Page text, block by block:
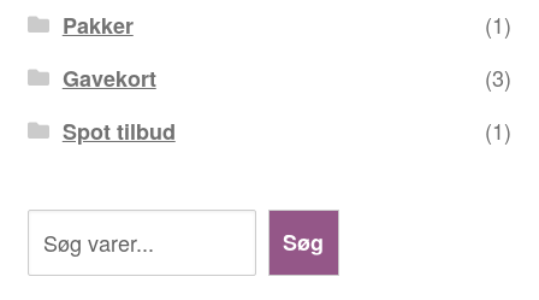
Pakker
(1)
Gavekort
(3)
Spot tilbud
(1)
Søg